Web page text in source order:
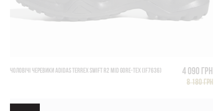
ЧОЛОВІЧІ ЧЕРЕВИКИ ADIDAS TERREX SWIFT R2 MID GORE-TEX (IF7636) 4 090 грн
8 180 грн